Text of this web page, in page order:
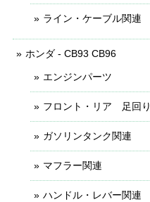
ライン・ケーブル関連
ホンダ - CB93 CB96
エンジンパーツ
フロント・リア 足回り
ガソリンタンク関連
マフラー関連
ハンドル・レバー関連